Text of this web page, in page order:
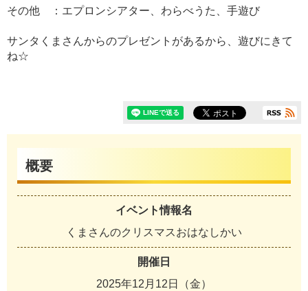
その他 ：エプロンシアター、わらべうた、手遊び
サンタくまさんからのプレゼントがあるから、遊びにきて
ね☆
概要
イベント情報名
くまさんのクリスマスおはなしかい
開催日
2025年12月12日（金）